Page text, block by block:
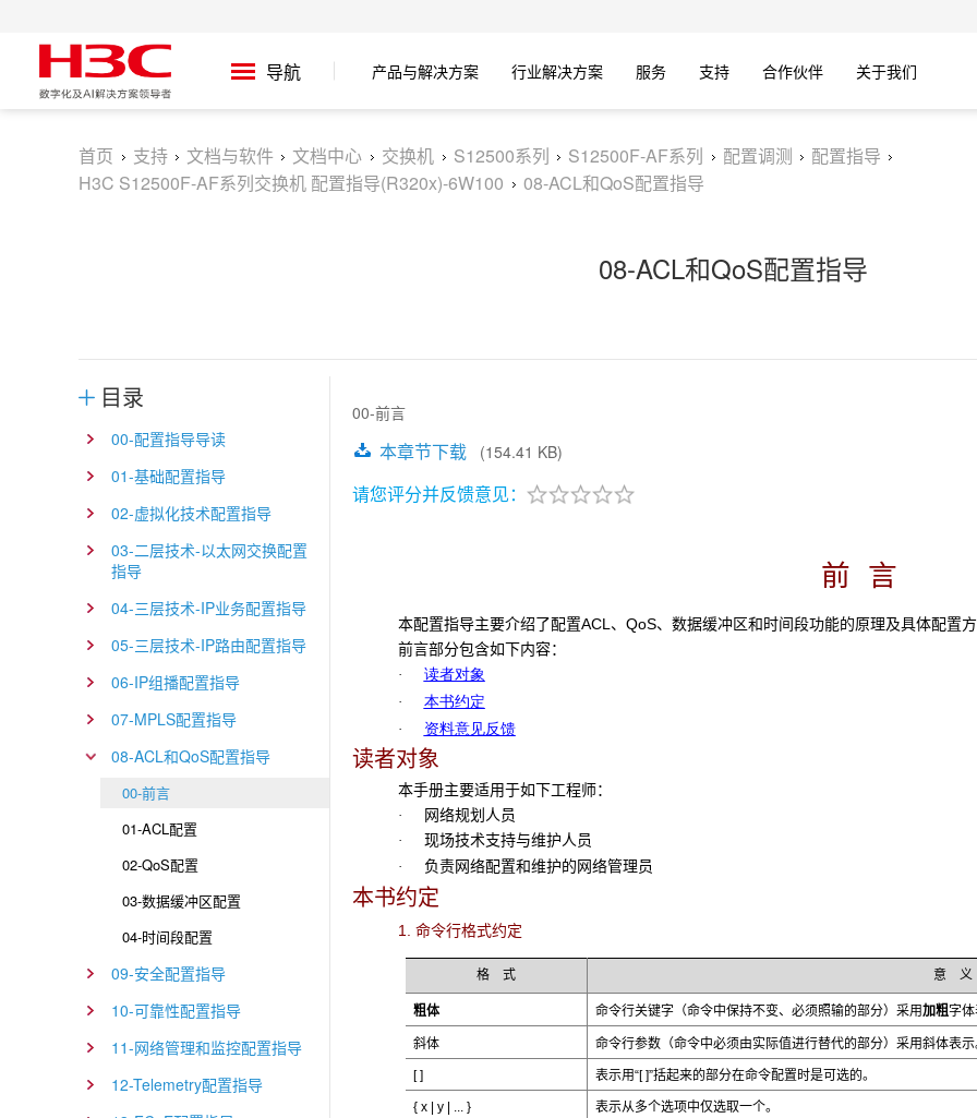
导航 产品与解决方案 行业解决方案 服务 支持 合作伙伴 关于我们
首页 支持 文档与软件 文档中心 交换机 S12500系列 S12500F-AF系列 配置调测
配置指导
H3C S12500F-AF系列交换机 配置指导(R320x)-6W100
08-ACL和QoS配置指导
08-ACL和QoS配置指导
目录
00-配置指导导读
01-基础配置指导
02-虚拟化技术配置指导
03-二层技术-以太网交换配置
指导
04-三层技术-IP业务配置指导
05-三层技术-IP路由配置指导
06-IP组播配置指导
07-MPLS配置指导
08-ACL和QoS配置指导
00-前言
01-ACL配置
02-QoS配置
03-数据缓冲区配置
04-时间段配置
09-安全配置指导
10-可靠性配置指导
11-网络管理和监控配置指导
12-Telemetry配置指导
00-前言
本章节下载 (154.41 KB)
请您评分并反馈意见：
前 言
本配置指导主要介绍了配置ACL、QoS、数据缓冲区和时间段功能的原理及具体配置
前言部分包含如下内容：
· 读者对象
· 本书约定
· 资料意见反馈
读者对象
本手册主要适用于如下工程师：
· 网络规划人员
· 现场技术支持与维护人员
· 负责网络配置和维护的网络管理员
本书约定
1. 命令行格式约定
格 式 意 义
粗体 命令行关键字（命令中保持不变、必须照输的部分）采用加粗字
斜体 命令行参数（命令中必须由实际值进行替代的部分）采用斜体表
[ ] 表示用“[ ]”括起来的部分在命令配置时是可选的。
{ x | y | ... } 表示从多个选项中仅选取一个。